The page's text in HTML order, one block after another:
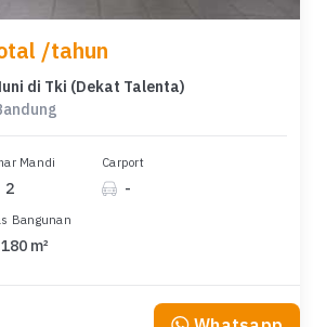
/tahun
di Tki (Dekat Talenta)
Mandi
2
Carport
-
Bangunan
180 m²